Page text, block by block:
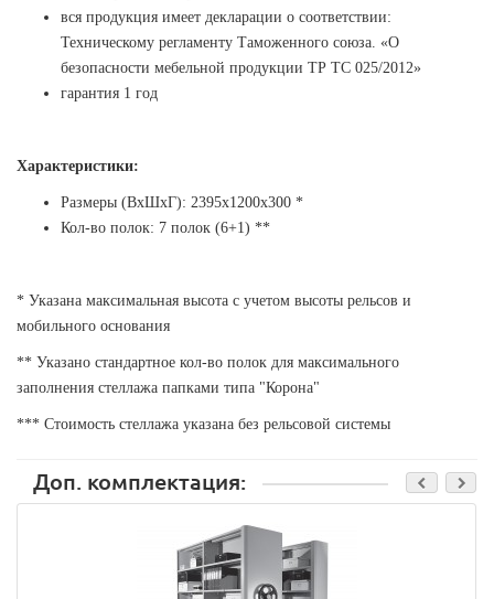
вся продукция имеет декларации о соответствии:
Техническому регламенту Таможенного союза. «О
безопасности мебельной продукции ТР ТС 025/2012»
гарантия 1 год
Характеристики:
Размеры (ВхШхГ): 2395х1200х300 *
Кол-во полок: 7 полок (6+1) **
* Указана максимальная высота с учетом высоты рельсов и
мобильного основания
** Указано стандартное кол-во полок для максимального
заполнения стеллажа папками типа "Корона"
*** Стоимость стеллажа указана без рельсовой системы
Доп. комплектация: